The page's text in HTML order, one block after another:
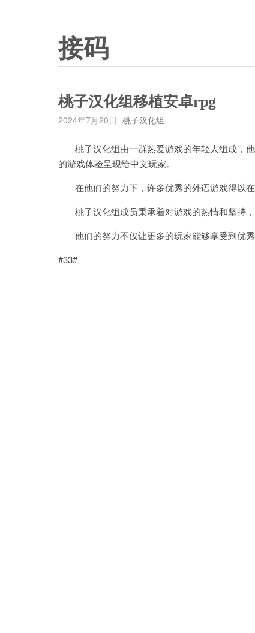
接码
桃子汉化组移植安卓rpg
2024年7月20日 桃子汉化组
桃子汉化组由一群热爱游戏的年轻人组成，
的游戏体验呈现给中文玩家。
在他们的努力下，许多优秀的外语游戏得以在
桃子汉化组成员秉承着对游戏的热情和坚持，
他们的努力不仅让更多的玩家能够享受到优秀
#33#